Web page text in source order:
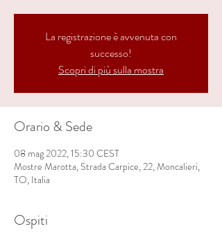
La registrazione è avvenuta con
successo!
Scopri di più sulla mostra
Orario & Sede
08 mag 2022, 15:30 CEST
Mostre Marotta, Strada Carpice, 22, Moncalieri,
TO, Italia
Ospiti